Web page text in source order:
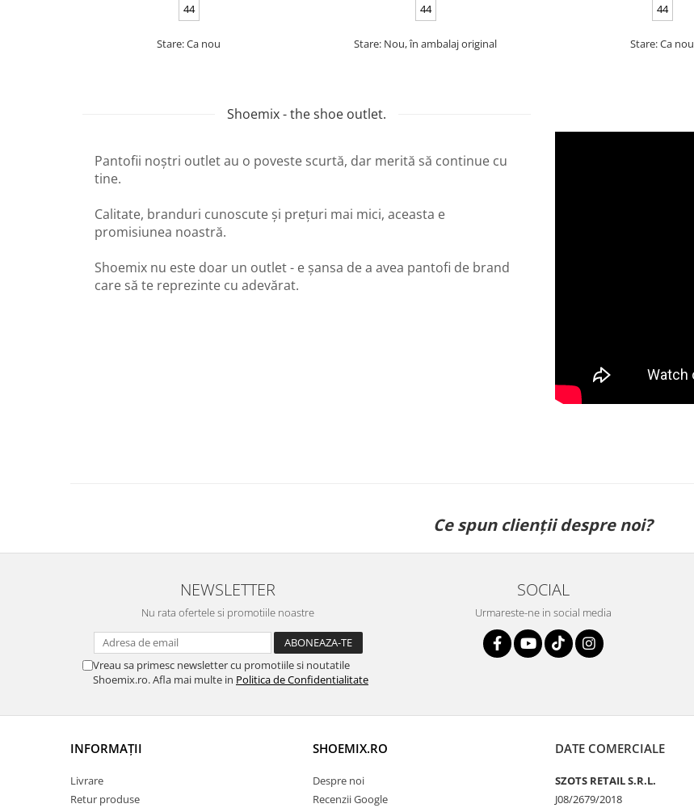
44
Stare: Ca nou
44
Stare: Nou, în ambalaj original
44
Stare: Ca nou
Shoemix - the shoe outlet.
Pantofii noștri outlet au o poveste scurtă, dar merită să continue cu
tine.
Calitate, branduri cunoscute și prețuri mai mici, aceasta e
promisiunea noastră.
Shoemix nu este doar un outlet - e șansa de a avea pantofi de brand
care să te reprezinte cu adevărat.
Ce spun clienții despre noi?
NEWSLETTER
Nu rata ofertele si promotiile noastre
Vreau sa primesc newsletter cu promotiile si noutatile
Shoemix.ro. Afla mai multe in Politica de Confidentialitate
SOCIAL
Urmareste-ne in social media
INFORMAȚII
Livrare
Retur produse
SHOEMIX.RO
Despre noi
Recenzii Google
DATE COMERCIALE
SZOTS RETAIL S.R.L.
J08/2679/2018